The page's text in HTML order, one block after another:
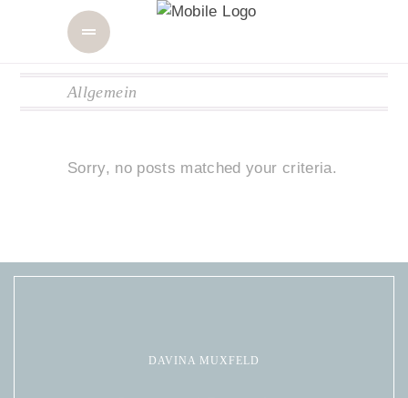
Allgemein
Sorry, no posts matched your criteria.
DAVINA MUXFELD